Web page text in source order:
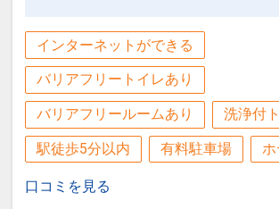
利用 様々なシーンでご利用い
す。
設定期間：2021年12月16日～
月30日
インターネットコース番号：
200000000113
吹き抜けから入ってくる金沢の
地の良いバスタイムを演出しま
「食事なしプラン」と「朝食付
をご用意しています
●「食事なしプラン」と「朝食
す。
インターネットができる
バリアフリートイレあり
バリアフリールームあり 洗浄付
駅徒歩5分以内 有料駐車場
口コミを見る